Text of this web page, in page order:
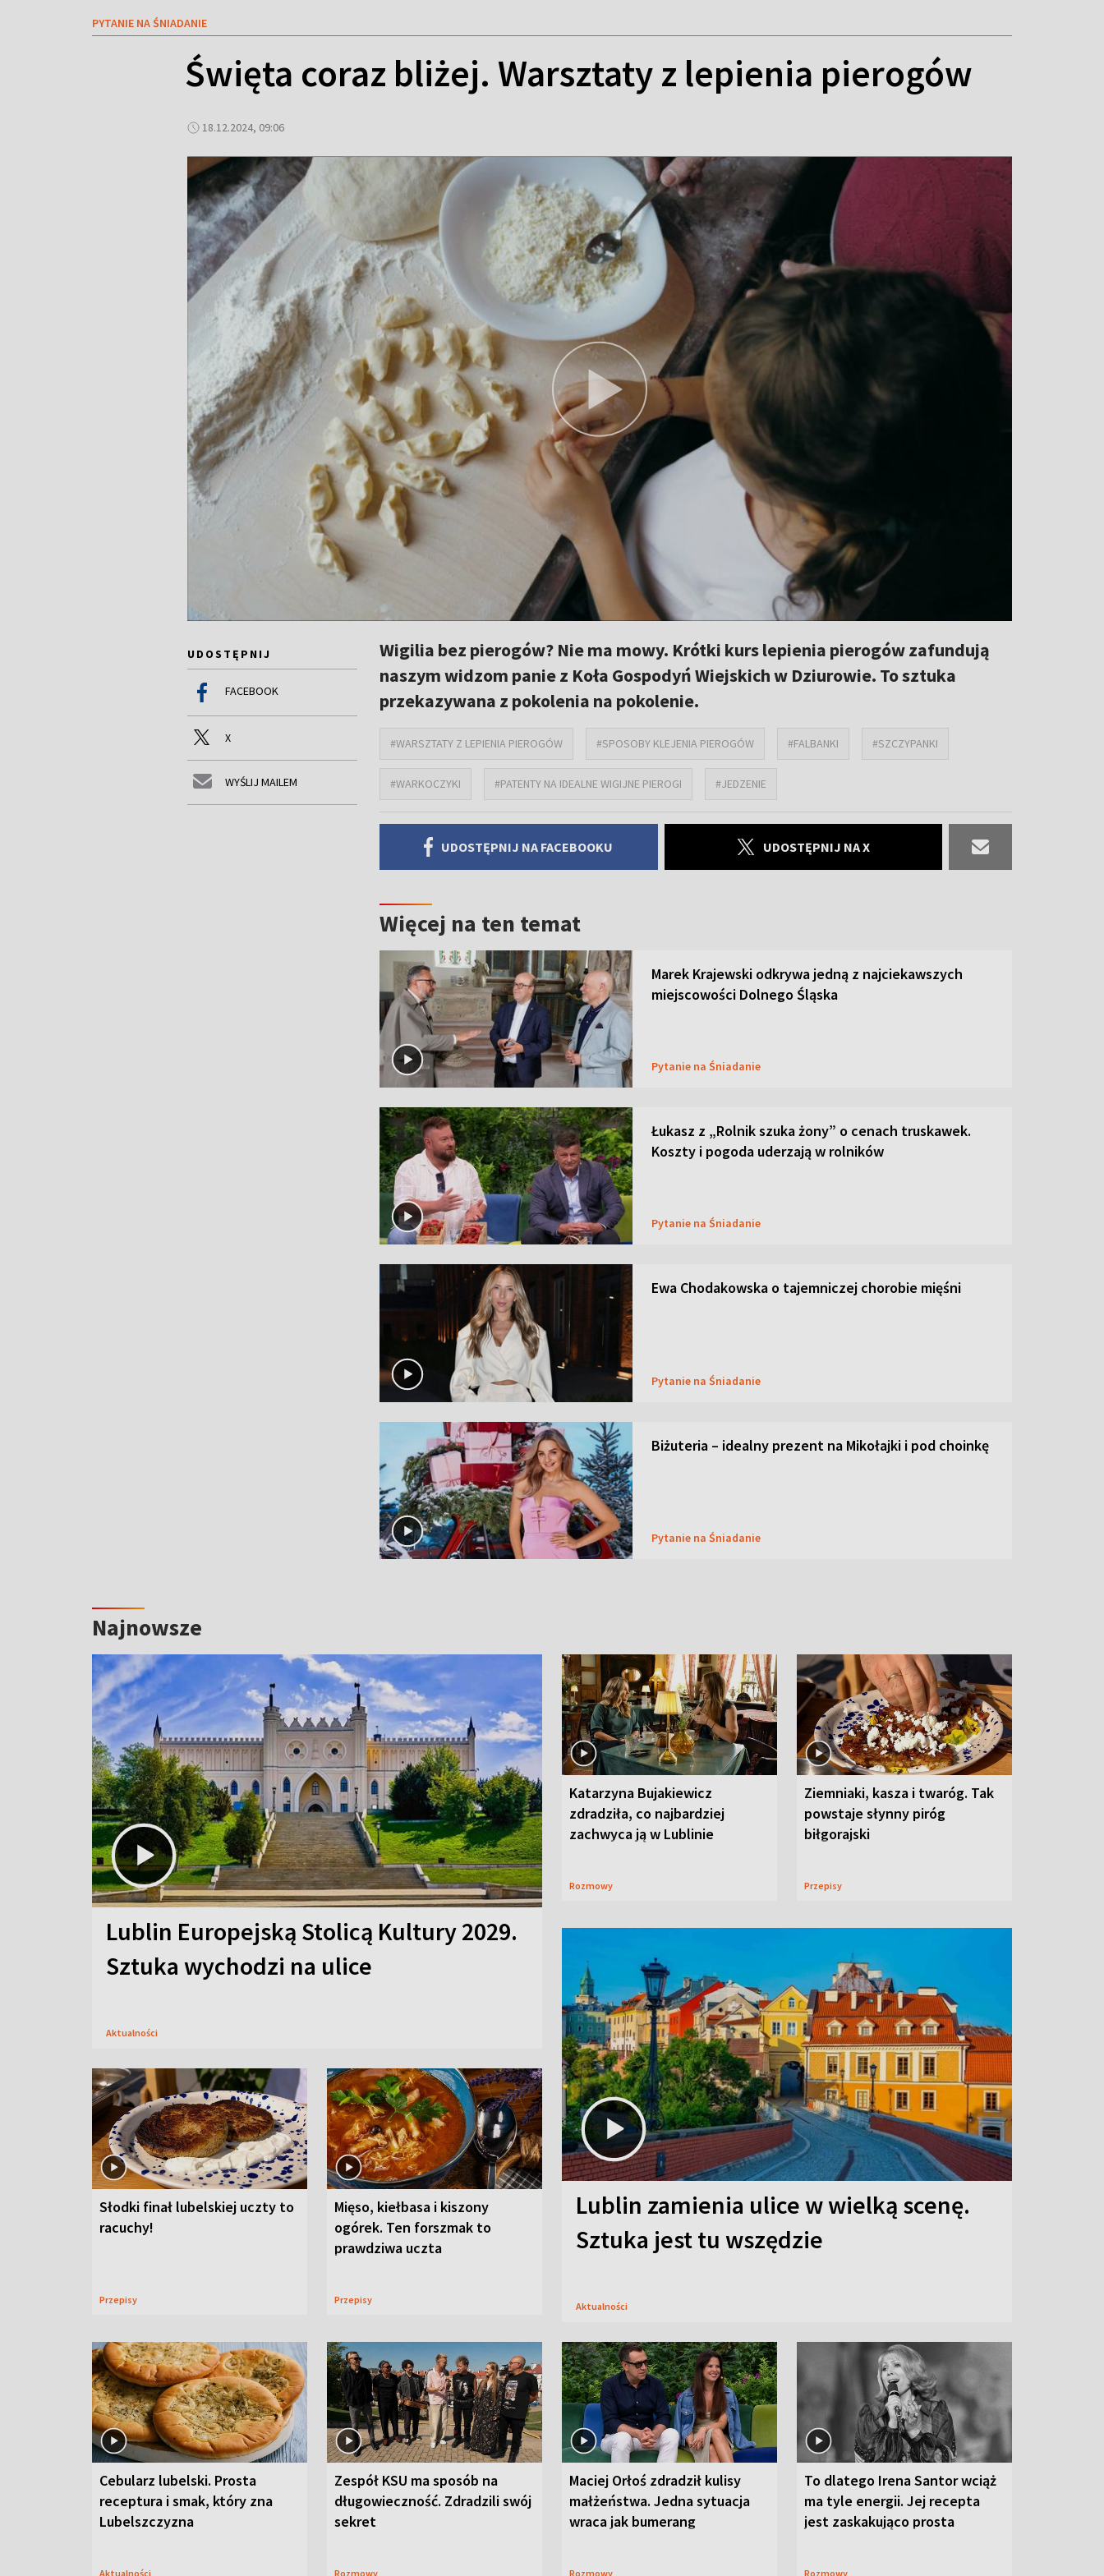
PYTANIE NA ŚNIADANIE
Święta coraz bliżej. Warsztaty z lepienia pierogów
18.12.2024, 09:06
UDOSTĘPNIJ
FACEBOOK
X
WYŚLIJ MAILEM
Wigilia bez pierogów? Nie ma mowy. Krótki kurs lepienia pierogów zafundują
naszym widzom panie z Koła Gospodyń Wiejskich w Dziurowie. To sztuka
przekazywana z pokolenia na pokolenie.
#WARSZTATY Z LEPIENIA PIEROGÓW #SPOSOBY KLEJENIA PIEROGÓW #FALBANKI #SZCZYPANKI
#WARKOCZYKI #PATENTY NA IDEALNE WIGIJNE PIEROGI #JEDZENIE
UDOSTĘPNIJ NA FACEBOOKU UDOSTĘPNIJ NA X
Więcej na ten temat
Marek Krajewski odkrywa jedną z najciekawszych
miejscowości Dolnego Śląska
Pytanie na Śniadanie
Łukasz z „Rolnik szuka żony” o cenach truskawek.
Koszty i pogoda uderzają w rolników
Pytanie na Śniadanie
Ewa Chodakowska o tajemniczej chorobie mięśni
Pytanie na Śniadanie
Biżuteria – idealny prezent na Mikołajki i pod choinkę
Pytanie na Śniadanie
Najnowsze
Lublin Europejską Stolicą Kultury 2029.
Sztuka wychodzi na ulice
Aktualności
Katarzyna Bujakiewicz
zdradziła, co najbardziej
zachwyca ją w Lublinie
Rozmowy
Ziemniaki, kasza i twaróg. Tak
powstaje słynny piróg
biłgorajski
Przepisy
Słodki finał lubelskiej uczty to
racuchy!
Przepisy
Mięso, kiełbasa i kiszony
ogórek. Ten forszmak to
prawdziwa uczta
Przepisy
Lublin zamienia ulice w wielką scenę.
Sztuka jest tu wszędzie
Aktualności
Cebularz lubelski. Prosta
receptura i smak, który zna
Lubelszczyzna
Aktualności
Zespół KSU ma sposób na
długowieczność. Zdradzili swój
sekret
Rozmowy
Maciej Orłoś zdradził kulisy
małżeństwa. Jedna sytuacja
wraca jak bumerang
Rozmowy
To dlatego Irena Santor wciąż
ma tyle energii. Jej recepta
jest zaskakująco prosta
Rozmowy